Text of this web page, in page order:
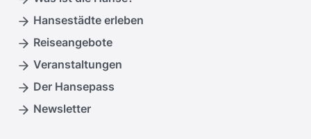
Hansestädte erleben
Reiseangebote
Veranstaltungen
Der Hansepass
Newsletter